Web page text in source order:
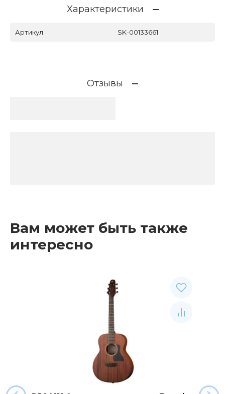
Характеристики
Артикул SK-00133661
Отзывы
Вам может быть также
интересно